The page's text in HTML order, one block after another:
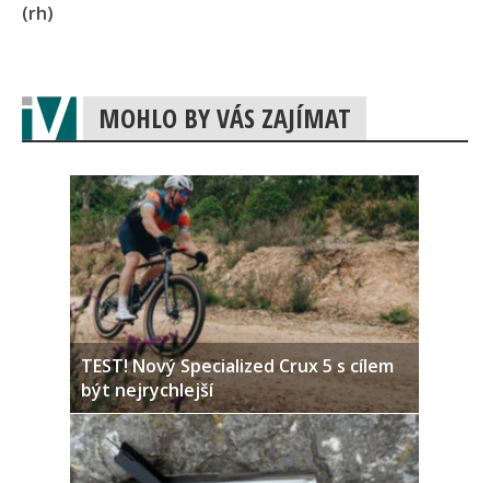
(rh)
MOHLO BY VÁS ZAJÍMAT
TEST! Nový Specialized Crux 5 s cílem
být nejrychlejší